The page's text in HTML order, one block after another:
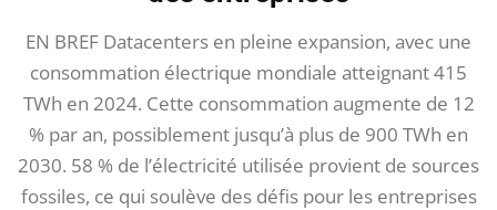
EN BREF Datacenters en pleine expansion, avec une
consommation électrique mondiale atteignant 415
TWh en 2024. Cette consommation augmente de 12
% par an, possiblement jusqu’à plus de 900 TWh en
2030. 58 % de l’électricité utilisée provient de sources
fossiles, ce qui soulève des défis pour les entreprises